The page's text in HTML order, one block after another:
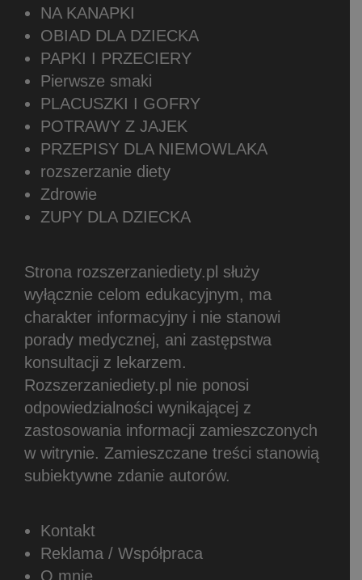
NA KANAPKI
OBIAD DLA DZIECKA
PAPKI I PRZECIERY
Pierwsze smaki
PLACUSZKI I GOFRY
POTRAWY Z JAJEK
PRZEPISY DLA NIEMOWLAKA
rozszerzanie diety
Zdrowie
ZUPY DLA DZIECKA
Strona rozszerzaniediety.pl służy
wyłącznie celom edukacyjnym, ma
charakter informacyjny i nie stanowi
porady medycznej, ani zastępstwa
konsultacji z lekarzem.
Rozszerzaniediety.pl nie ponosi
odpowiedzialności wynikającej z
zastosowania informacji zamieszczonych
w witrynie. Zamieszczane treści stanowią
subiektywne zdanie autorów.
Kontakt
Reklama / Współpraca
O mnie